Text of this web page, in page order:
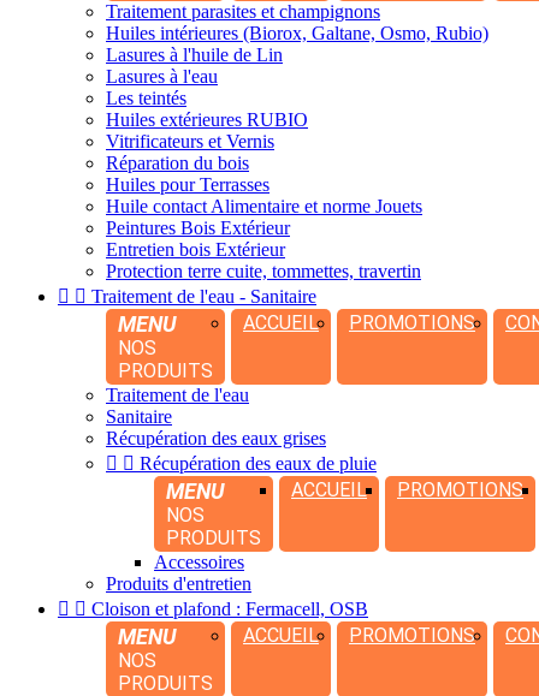
Traitement parasites et champignons
Huiles intérieures (Biorox, Galtane, Osmo, Rubio)
Lasures à l'huile de Lin
Lasures à l'eau
Les teintés
Huiles extérieures RUBIO
Vitrificateurs et Vernis
Réparation du bois
Huiles pour Terrasses
Huile contact Alimentaire et norme Jouets
Peintures Bois Extérieur
Entretien bois Extérieur
Protection terre cuite, tommettes, travertin
  Traitement de l'eau - Sanitaire
MENU
NOS
PRODUITS
ACCUEIL PROMOTIONS
Traitement de l'eau
Sanitaire
Récupération des eaux grises
  Récupération des eaux de pluie
MENU
NOS
PRODUITS
ACCUEIL PROMOTIONS
Accessoires
Produits d'entretien
  Cloison et plafond : Fermacell, OSB
MENU
NOS
PRODUITS
ACCUEIL PROMOTIONS